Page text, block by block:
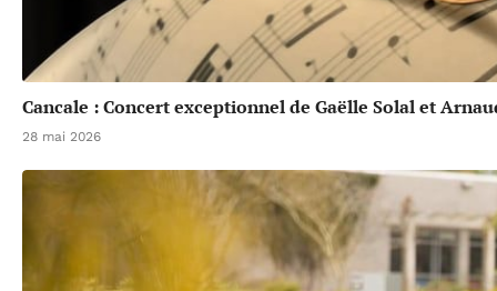
Cancale : Concert exceptionnel de Gaëlle Solal et
28 mai 2026